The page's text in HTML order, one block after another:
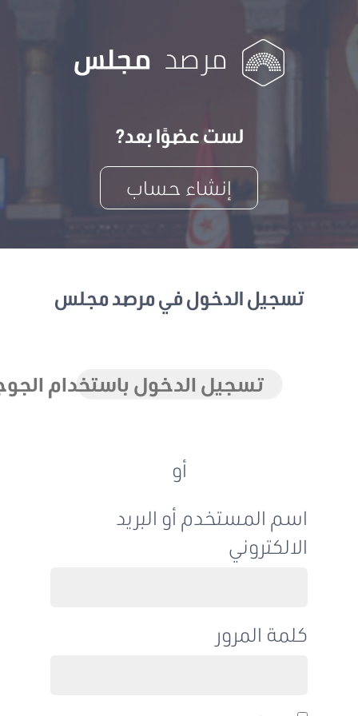
لست عضوًا بعد?
إنشاء حساب
تسجيل الدخول في مرصد مجلس
تسجيل الدخول باستخدام الجوجل
اسم المستخدم أو البريد
الالكتروني
كلمة المرور